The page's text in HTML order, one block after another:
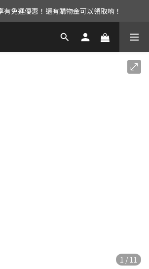
全系列 88折優惠中！
有免運優惠！還有購物金可以領取唷！
iPhone17 全系列 88折優惠中！
1 / 11